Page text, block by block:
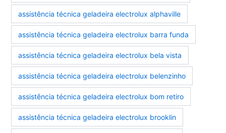
assistência técnica geladeira electrolux alphaville
assistência técnica geladeira electrolux barra funda
assistência técnica geladeira electrolux bela vista
assistência técnica geladeira electrolux belenzinho
assistência técnica geladeira electrolux bom retiro
assistência técnica geladeira electrolux brooklin